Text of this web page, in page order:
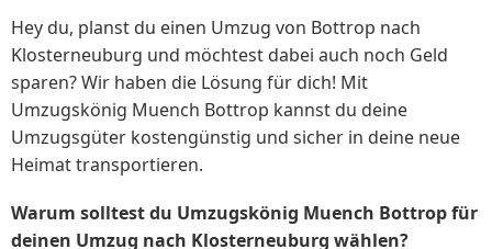
Hey du, planst du einen Umzug von Bottrop nach
Klosterneuburg und möchtest dabei auch noch Geld
sparen? Wir haben die Lösung für dich! Mit
Umzugskönig Muench Bottrop kannst du deine
Umzugsgüter kostengünstig und sicher in deine neue
Heimat transportieren.
Warum solltest du Umzugskönig Muench Bottrop für
deinen Umzug nach Klosterneuburg wählen?